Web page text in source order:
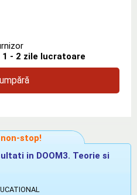
- 2 zile lucratoare
stop!
in DOOM3. Teorie si